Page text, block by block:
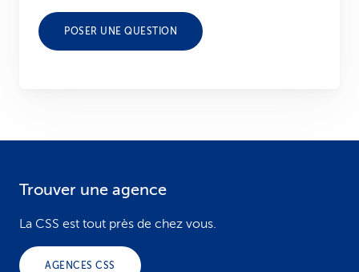
POSER UNE QUESTION
Trouver une agence
La CSS est tout près de chez vous.
AGENCES CSS